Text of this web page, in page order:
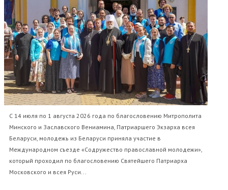
С 14 июля по 1 августа 2026 года по благословению Митрополита
Минского и Заславского Вениамина, Патриаршего Экзарха всея
Беларуси, молодежь из Беларуси приняла участие в
Международном съезде «Содружество православной молодежи»,
который проходил по благословению Святейшего Патриарха
Московского и всея Руси...